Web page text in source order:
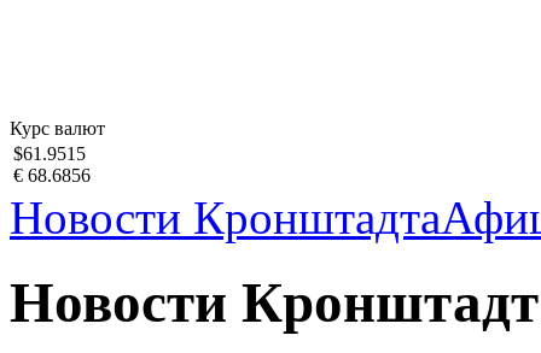
Курс валют
$61.9515
€ 68.6856
Новости Кронштадта
Новости